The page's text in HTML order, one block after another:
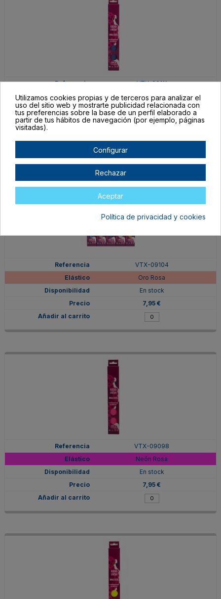
VTX-09111
Azul Petróleo Metalizado
En stock
7,95 €
VTX-09104
Oro Rosa
En stock
7,95 €
VTX-09098
Neón Rosa
En stock
7,95 €
Utilizamos cookies propias y de terceros para analizar el
uso del sitio web y mostrarte publicidad relacionada con
tus preferencias sobre la base de un perfil elaborado a
partir de tus hábitos de navegación (por ejemplo, páginas
visitadas).
Configurar
Rechazar
Aceptar
Política de privacidad y cookies